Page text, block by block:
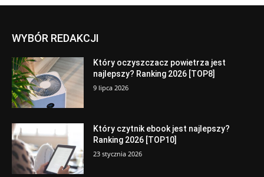
WYBÓR REDAKCJI
Który oczyszczacz powietrza jest
najlepszy? Ranking 2026 [TOP8]
9 lipca 2026
Który czytnik ebook jest najlepszy?
Ranking 2026 [TOP10]
23 stycznia 2026